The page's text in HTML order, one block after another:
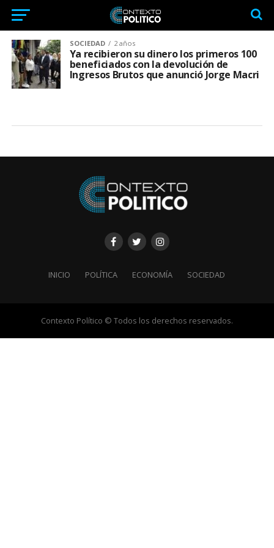
SOCIEDAD 2 años
Ya recibieron su dinero los primeros 100
beneficiados con la devolución de
Ingresos Brutos que anunció Jorge Macri
INICIO POLÍTICA ECONOMÍA SOCIEDAD
Contexto Político © Todos los derechos reservados.